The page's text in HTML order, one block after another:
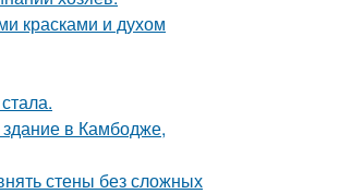
красками и духом
в Камбодже,
стены без сложных